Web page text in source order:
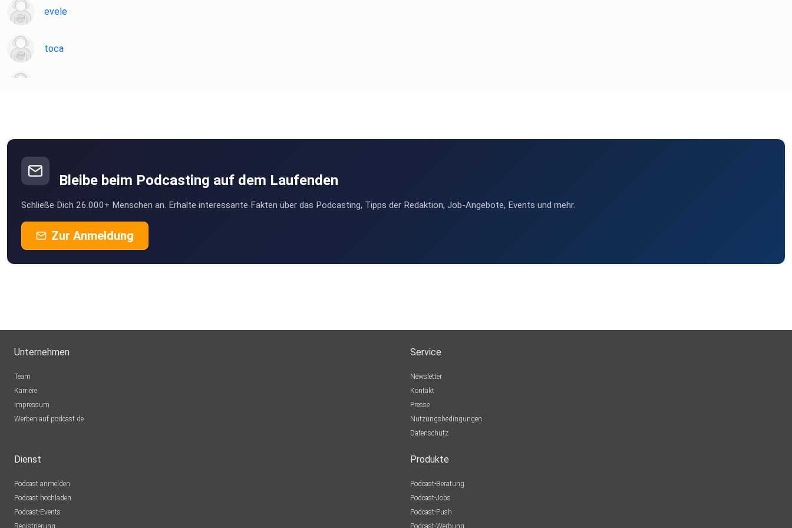
evele
toca
Bleibe beim Podcasting auf dem Laufenden
Schließe Dich 26.000+ Menschen an. Erhalte interessante Fakten über das Podcasting, Tipps der Redaktion, Job-Angebote, Events und mehr.
Zur Anmeldung
Unternehmen
Team
Karriere
Impressum
Werben auf podcast.de
Service
Newsletter
Kontakt
Presse
Nutzungsbedingungen
Datenschutz
Dienst
Podcast anmelden
Podcast hochladen
Podcast-Events
Registrierung
Produkte
Podcast-Beratung
Podcast-Jobs
Podcast-Push
Podcast-Werbung